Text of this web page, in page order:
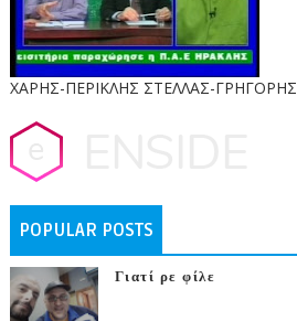
ΧΑΡΗΣ-ΠΕΡΙΚΛΗΣ ΣΤΕΛΛΑΣ-ΓΡΗΓΟΡΗΣ
POPULAR POSTS
Γιατί ρε φίλε